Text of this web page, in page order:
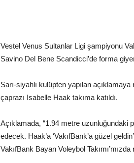
Vestel Venus Sultanlar Ligi şampiyonu
Savino Del Bene Scandicci’de forma
Sarı-siyahlı kulüpten yapılan
çaprazı Isabelle Haak takıma katıldı.
Açıklamada, “1.94 metre uzunluğundaki
edecek. Haak’a ‘VakıfBank’a güzel
VakıfBank Bayan Voleybol